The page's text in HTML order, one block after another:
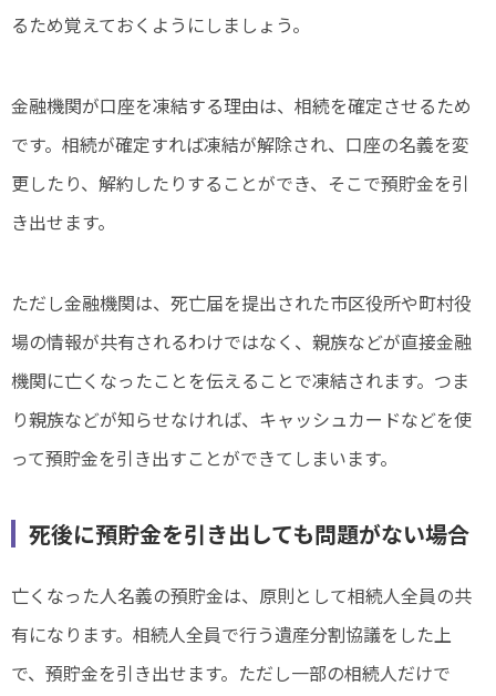
るため覚えておくようにしましょう。
金融機関が口座を凍結する理由は、相続を確定させるため
です。相続が確定すれば凍結が解除され、口座の名義を変
更したり、解約したりすることができ、そこで預貯金を引
き出せます。
ただし金融機関は、死亡届を提出された市区役所や町村役
場の情報が共有されるわけではなく、親族などが直接金融
機関に亡くなったことを伝えることで凍結されます。つま
り親族などが知らせなければ、キャッシュカードなどを使
って預貯金を引き出すことができてしまいます。
死後に預貯金を引き出しても問題がない場合
亡くなった人名義の預貯金は、原則として相続人全員の共
有になります。相続人全員で行う遺産分割協議をした上
で、預貯金を引き出せます。ただし一部の相続人だけで